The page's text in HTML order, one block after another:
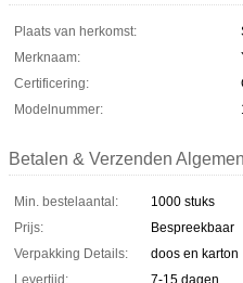
Plaats van herkomst:
Merknaam:
Certificering:
Modelnummer:
Betalen & Verzenden
Min. bestelaantal:
1000 stuks
Prijs:
Bespreekbaar
Verpakking Details:
doos en karton
Levertijd:
7-15 dagen